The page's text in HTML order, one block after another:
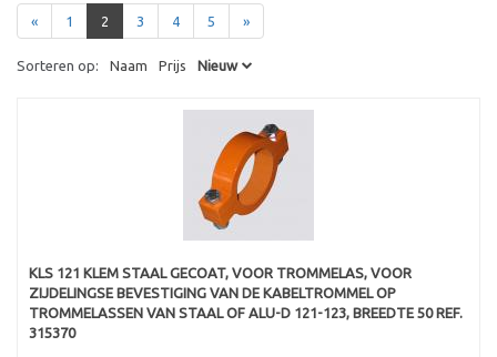
« 1 2 3 4 5 »
Sorteren op: Naam Prijs Nieuw
KLS 121 KLEM STAAL GECOAT, VOOR TROMMELAS, VOOR
ZIJDELINGSE BEVESTIGING VAN DE KABELTROMMEL OP
TROMMELASSEN VAN STAAL OF ALU-D 121-123, BREEDTE 50 REF.
315370